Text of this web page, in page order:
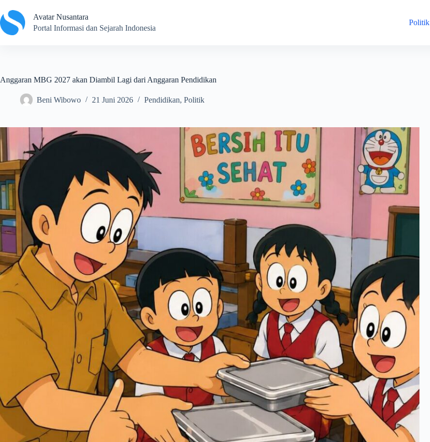
to
content
Avatar Nusantara
Portal Informasi dan Sejarah Indonesia
Politik
Anggaran MBG 2027 akan Diambil Lagi dari Anggaran Pendidikan
Beni Wibowo 21 Juni 2026 Pendidikan, Politik